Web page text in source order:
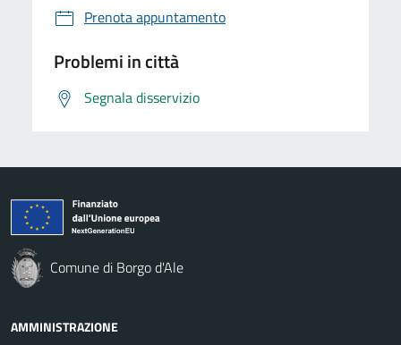
Prenota appuntamento
Problemi in città
Segnala disservizio
Comune di Borgo d'Ale
AMMINISTRAZIONE